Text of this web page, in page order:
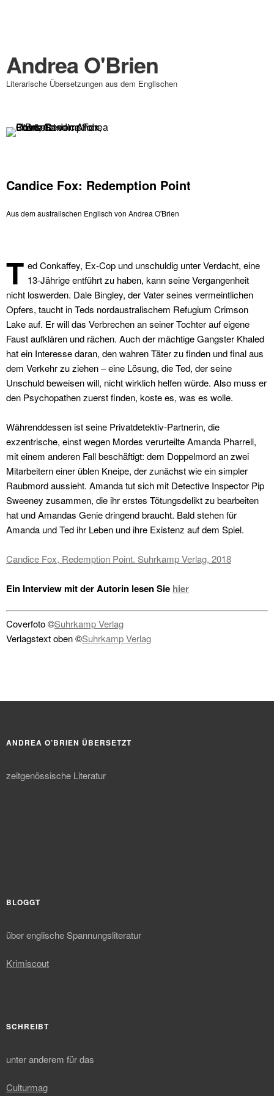
Andrea O'Brien
Literarische Übersetzungen aus dem Englischen
Candice Fox: Redemption Point
Aus dem australischen Englisch von Andrea O'Brien
T ed Conkaffey, Ex-Cop und unschuldig unter Verdacht, eine
13-Jährige entführt zu haben, kann seine Vergangenheit
nicht loswerden. Dale Bingley, der Vater seines vermeintlichen
Opfers, taucht in Teds nordaustralischem Refugium Crimson
Lake auf. Er will das Verbrechen an seiner Tochter auf eigene
Faust aufklären und rächen. Auch der mächtige Gangster Khaled
hat ein Interesse daran, den wahren Täter zu finden und final aus
dem Verkehr zu ziehen – eine Lösung, die Ted, der seine
Unschuld beweisen will, nicht wirklich helfen würde. Also muss er
den Psychopathen zuerst finden, koste es, was es wolle.
Währenddessen ist seine Privatdetektiv-Partnerin, die
exzentrische, einst wegen Mordes verurteilte Amanda Pharrell,
mit einem anderen Fall beschäftigt: dem Doppelmord an zwei
Mitarbeitern einer üblen Kneipe, der zunächst wie ein simpler
Raubmord aussieht. Amanda tut sich mit Detective Inspector Pip
Sweeney zusammen, die ihr erstes Tötungsdelikt zu bearbeiten
hat und Amandas Genie dringend braucht. Bald stehen für
Amanda und Ted ihr Leben und ihre Existenz auf dem Spiel.
Candice Fox, Redemption Point. Suhrkamp Verlag, 2018
Ein Interview mit der Autorin lesen Sie hier
Coverfoto ©Suhrkamp Verlag
Verlagstext oben ©Suhrkamp Verlag
ANDREA O’BRIEN ÜBERSETZT
zeitgenössische Literatur
BLOGGT
über englische Spannungsliteratur
Krimiscout
SCHREIBT
unter anderem für das
Culturmag